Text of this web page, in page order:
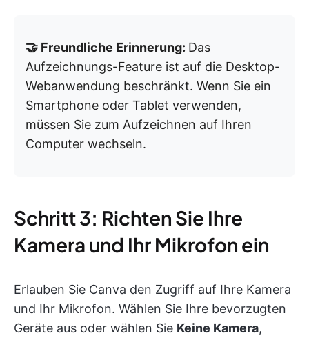
🤝 Freundliche Erinnerung: Das
Aufzeichnungs-Feature ist auf die Desktop-
Webanwendung beschränkt. Wenn Sie ein
Smartphone oder Tablet verwenden,
müssen Sie zum Aufzeichnen auf Ihren
Computer wechseln.
Schritt 3: Richten Sie Ihre
Kamera und Ihr Mikrofon ein
Erlauben Sie Canva den Zugriff auf Ihre Kamera
und Ihr Mikrofon. Wählen Sie Ihre bevorzugten
Geräte aus oder wählen Sie Keine Kamera,